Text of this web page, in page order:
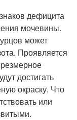
дефицита
мочевины.
может
Проявляется
достигать
окраску. Что
или